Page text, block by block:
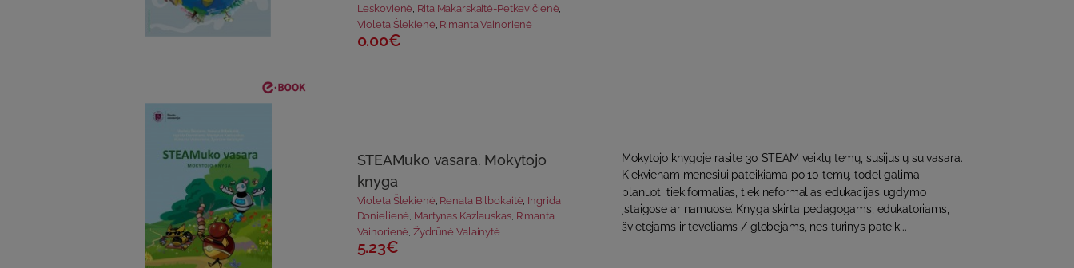
Leskovienė, Rita Makarskaitė-Petkevičienė,
Violeta Šlekienė, Rimanta Vainorienė
0.00€
STEAMuko vasara. Mokytojo
knyga
Violeta Šlekienė Renata Bilbokaitė Ingrida
Donielienė, Martynas Kazlauskas, Rimanta
Vainorienė ,Žydrūnė Valainytė
5.23€
Mokytojo knygoje rasite 30 STEAM veiklų temų, susijusių su vasara.
Kiekvienam mėnesiui pateikiama po 10 temų, todėl galima
planuoti tiek formalias, tiek neformalias edukacijas ugdymo
įstaigose ar namuose. Knyga skirta pedagogams, edukatoriams,
švietėjams ir tėveliams / globėjams, nes turinys pateiki..